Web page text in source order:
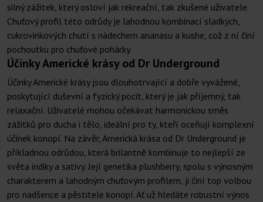
silný zážitek, který osloví jak rekreační, tak zkušené uživatele.
Chuťový profil této odrůdy je lahodnou kombinací sladkých,
cukrovinkových chutí s nádechem ananasu a kushe, což z ní činí
pochoutku pro chuťové pohárky.
Účinky Americké krásy od Dr Underground
Účinky Americké krásy jsou dlouhotrvající a dobře vyvážené,
poskytující duševní a fyzický pocit, který je jak příjemný, tak
relaxační. Uživatelé mohou očekávat harmonickou směs
zážitků pro ducha i tělo, ideální pro ty, kteří oceňují komplexní
účinek konopí. Na závěr, Americká krása od Dr Underground je
příkladnou odrůdou, která brilantně kombinuje to nejlepší ze
světa indiky a sativy. Její genetika plushberry, spolu s výnosným
charakterem a lahodným chuťovým profilem, ji činí top volbou
pro nadšence a pěstitele konopí. Ať už hledáte robustní výnos